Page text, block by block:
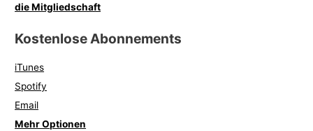
die Mitgliedschaft
Kostenlose Abonnements
iTunes
Spotify
Email
Mehr Optionen